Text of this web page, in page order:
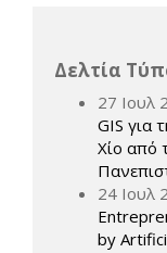
Δελτία
27 Ιουλ
GIS για
Χίο από
24 Ιουλ
by